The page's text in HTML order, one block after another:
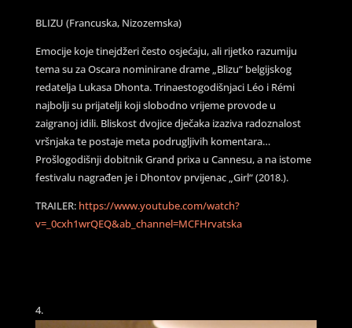
BLIZU (Francuska, Nizozemska)
Emocije koje tinejdžeri često osjećaju, ali rijetko razumiju
tema su za Oscara nominirane drame „Blizu“ belgijskog
redatelja Lukasa Dhonta. Trinaestogodišnjaci Léo i Rémi
najbolji su prijatelji koji slobodno vrijeme provode u
zaigranoj idili. Bliskost dvojice dječaka izaziva radoznalost
vršnjaka te postaje meta podrugljivih komentara…
Prošlogodišnji dobitnik Grand prixa u Cannesu, a na istome
festivalu nagrađen je i Dhontov prvijenac „Girl“ (2018.).
TRAILER: https://www.youtube.com/watch?
v=_0cxh1wrQEQ&ab_channel=MCFHrvatska